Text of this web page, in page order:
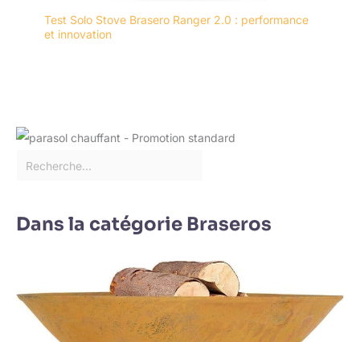
Test Solo Stove Brasero Ranger 2.0 : performance
et innovation
Dans la catégorie Braseros